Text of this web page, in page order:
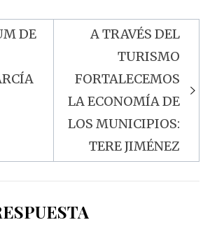
DE
A TRAVÉS DEL
TURISMO
FORTALECEMOS
LA ECONOMÍA DE
LOS MUNICIPIOS:
TERE JIMÉNEZ